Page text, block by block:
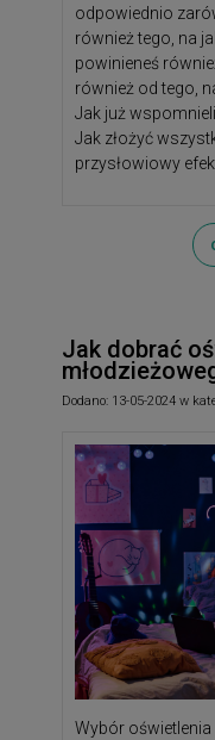
odpowiednio
również tego, na
powinieneś
również od tego,
Jak już
Jak złożyć
przysłowiowy
Jak dobrać
Dodano: 13-05-2024 w
Wybór